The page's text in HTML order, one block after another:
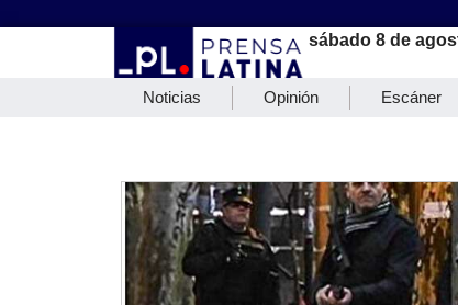
sábado 8 de
Noticias Opinión Escáner